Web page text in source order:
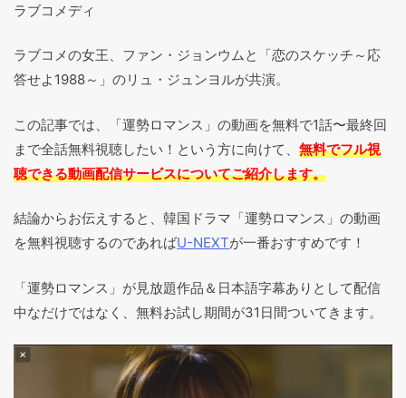
ラブコメディ
ラブコメの女王、ファン・ジョンウムと「恋のスケッチ～応
答せよ1988～」のリュ・ジュンヨルが共演。
この記事では、「運勢ロマンス」の動画を無料で1話〜最終回
まで全話無料視聴したい！という方に向けて、 無料でフル視
聴できる動画配信サービスについてご紹介します。
結論からお伝えすると、韓国ドラマ「運勢ロマンス」の動画
を無料視聴するのであればU-NEXTが一番おすすめです！
「運勢ロマンス」が見放題作品＆日本語字幕ありとして配信
中なだけではなく、無料お試し期間が31日間ついてきます。